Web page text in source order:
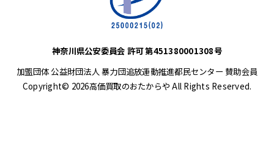
神奈川県公安委員会 許可 第451380001308号
加盟団体 公益財団法人 暴力団追放運動推進都民センター 賛助会員
Copyright© 2026高価買取のおたからや All Rights Reserved.